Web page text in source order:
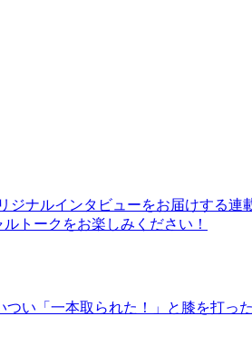
ナルインタビューをお届けする連
トークをお楽しみください！
い「一本取られた！」と膝を打っ